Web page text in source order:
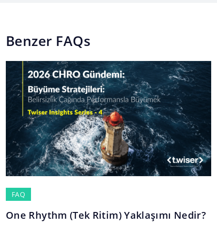
Benzer FAQs
FAQ
One Rhythm (Tek Ritim) Yaklaşımı Nedir?